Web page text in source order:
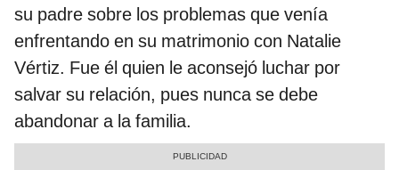
su padre sobre los problemas que venía
enfrentando en su matrimonio con Natalie
Vértiz. Fue él quien le aconsejó luchar por
salvar su relación, pues nunca se debe
abandonar a la familia.